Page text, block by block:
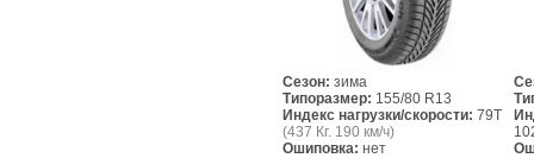
Сезон: зима
Типоразмер: 155/80 R13
Индекс нагрузки/скорости: 79T
(437 Кг. 190 км/ч)
Ошиповка: нет